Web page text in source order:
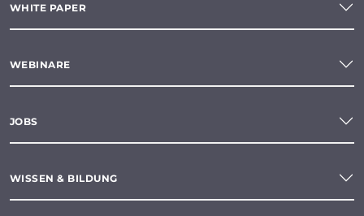
WHITE PAPER
WEBINARE
JOBS
WISSEN & BILDUNG